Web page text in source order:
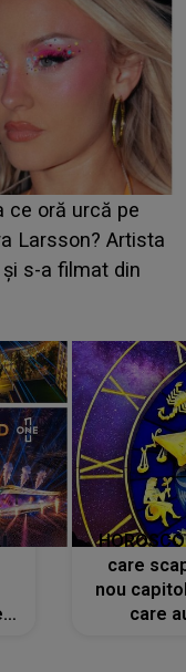
"Casa Iubirii" l-a
ESTE
se în fața
"Am
care
nou
care